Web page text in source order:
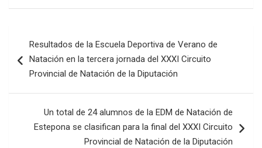
de
entradas
Resultados de la Escuela Deportiva de Verano de
Natación en la tercera jornada del XXXI Circuito
Provincial de Natación de la Diputación
Un total de 24 alumnos de la EDM de Natación de
Estepona se clasifican para la final del XXXI Circuito
Provincial de Natación de la Diputación